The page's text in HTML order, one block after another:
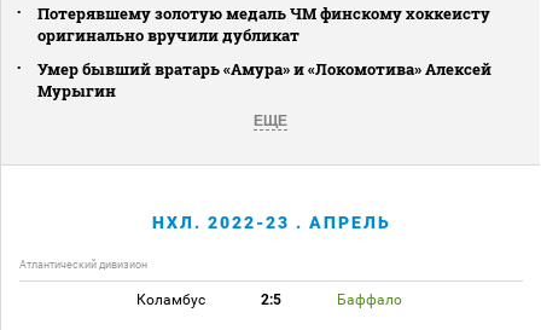
Потерявшему золотую медаль ЧМ финскому хоккеисту
оригинально вручили дубликат
Умер бывший вратарь «Амура» и «Локомотива» Алексей
Мурыгин
ЕЩЕ
НХЛ. 2022-23 . АПРЕЛЬ
Атлантический дивизион
Коламбус 2:5 Баффало